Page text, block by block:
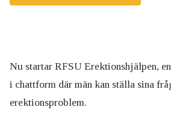
Nu startar RFSU Erektionshjälpen,
i chattform där män kan ställa sina
erektionsproblem.